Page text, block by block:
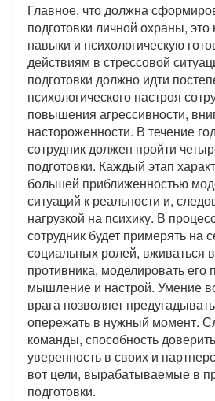
Главное, что должна
подготовки личной охраны,
навыки и психологическую
действиям в стрессовой
подготовки должно идти
психологического настроя
повышения агрессивности,
настороженности. В течение
сотрудник должен пройти
подготовки. Каждый этап
большей приближенностью
ситуаций к реальности и,
нагрузкой на психику. В
сотрудник будет примерять на
социальных ролей, вживаться
противника, моделировать его
мышление и настрой. Умение
врага позволяет
опережать в нужный момент.
команды, способность
уверенность в своих и
вот цели, вырабатываемые в
подготовки.